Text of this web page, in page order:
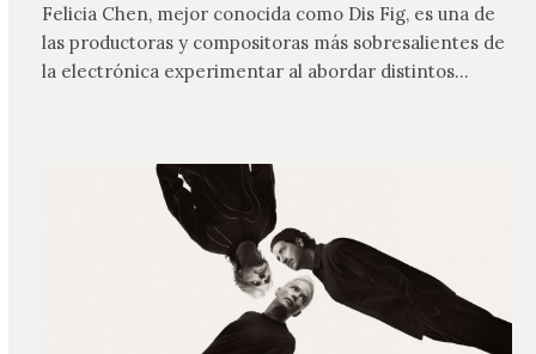
Felicia Chen, mejor conocida como Dis Fig, es una de
las productoras y compositoras más sobresalientes de
la electrónica experimentar al abordar distintos